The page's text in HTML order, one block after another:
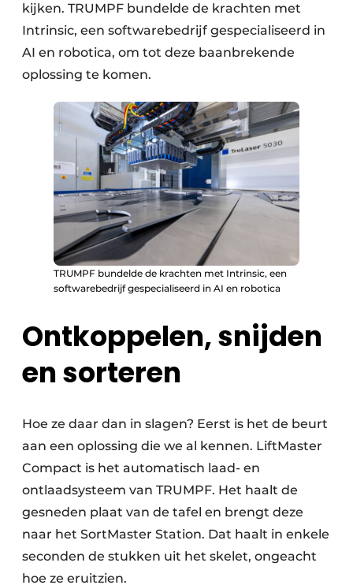
kijken. TRUMPF bundelde de krachten met
Intrinsic, een softwarebedrijf gespecialiseerd in
AI en robotica, om tot deze baanbrekende
oplossing te komen.
TRUMPF bundelde de krachten met Intrinsic, een
softwarebedrijf gespecialiseerd in AI en robotica
Ontkoppelen, snijden
en sorteren
Hoe ze daar dan in slagen? Eerst is het de beurt
aan een oplossing die we al kennen. LiftMaster
Compact is het automatisch laad- en
ontlaadsysteem van TRUMPF. Het haalt de
gesneden plaat van de tafel en brengt deze
naar het SortMaster Station. Dat haalt in enkele
seconden de stukken uit het skelet, ongeacht
hoe ze eruitzien.